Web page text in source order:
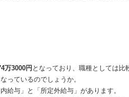
万3000円 となっており、職種としては比
っているのでしょうか。
給与」と「所定外給与」があります。